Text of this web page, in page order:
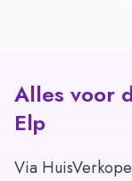
Alles voor
Elp
Via